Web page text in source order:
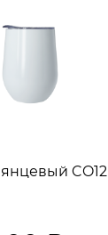
CO12